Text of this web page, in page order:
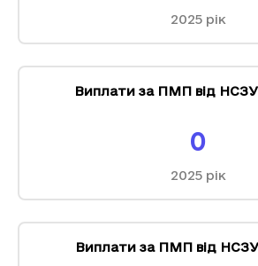
2025рік
Виплати за ПМП від
0
2025рік
Виплати за ПМП від